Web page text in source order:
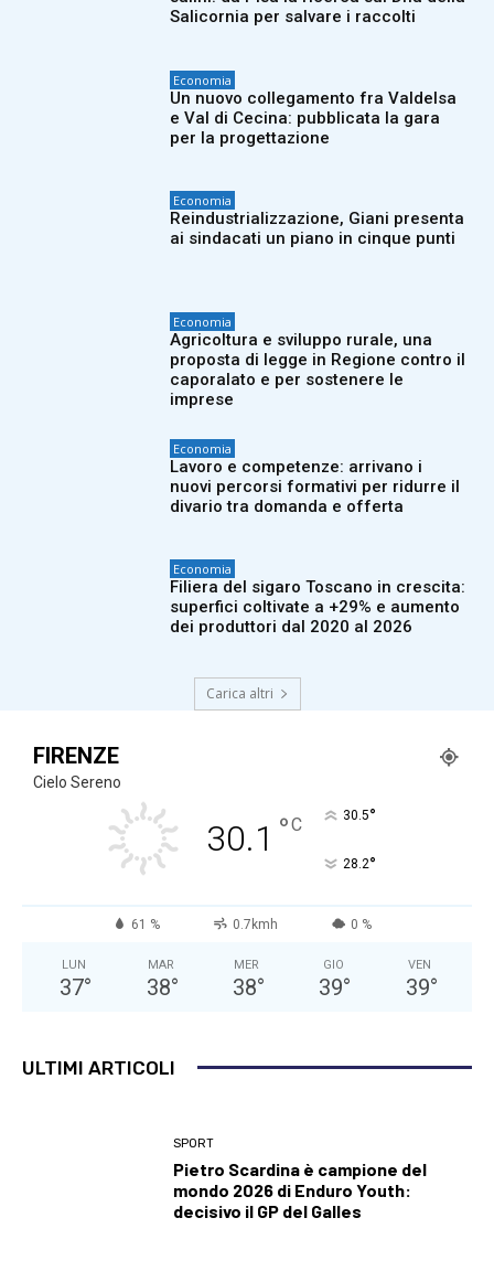
Salicornia per salvare i raccolti
Economia
Un nuovo collegamento fra Valdelsa
e Val di Cecina: pubblicata la gara
per la progettazione
Economia
Reindustrializzazione, Giani presenta
ai sindacati un piano in cinque punti
Economia
Agricoltura e sviluppo rurale, una
proposta di legge in Regione contro il
caporalato e per sostenere le
imprese
Economia
Lavoro e competenze: arrivano i
nuovi percorsi formativi per ridurre il
divario tra domanda e offerta
Economia
Filiera del sigaro Toscano in crescita:
superfici coltivate a +29% e aumento
dei produttori dal 2020 al 2026
Carica altri
FIRENZE
Cielo Sereno
30.1 °C 30.5°
28.2°
61 % 0.7kmh 0 %
LUN
37°
MAR
38°
MER
38°
GIO
39°
VEN
39°
ULTIMI ARTICOLI
SPORT
Pietro Scardina è campione del
mondo 2026 di Enduro Youth:
decisivo il GP del Galles